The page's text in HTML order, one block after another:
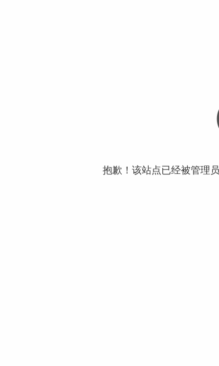
抱歉！该站点已经被管理